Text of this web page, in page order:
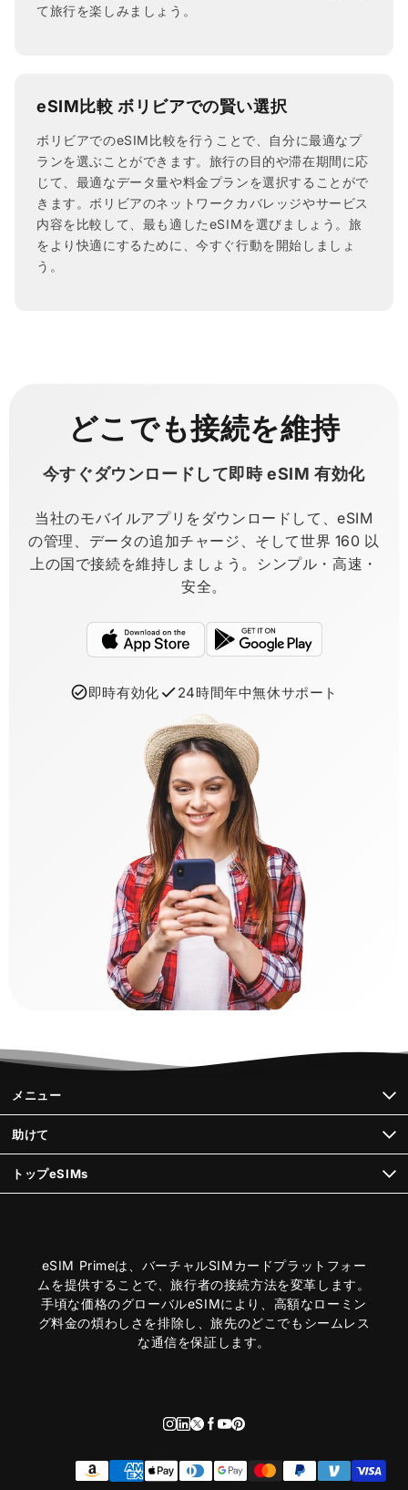
て旅行を楽しみましょう。
eSIM比較 ボリビアでの賢い選択
ボリビアでのeSIM比較を行うことで、自分に最適なプ
ランを選ぶことができます。旅行の目的や滞在期間に応
じて、最適なデータ量や料金プランを選択することがで
きます。ボリビアのネットワークカバレッジやサービス
内容を比較して、最も適したeSIMを選びましょう。旅
をより快適にするために、今すぐ行動を開始しましょ
う。
どこでも接続を維持
今すぐダウンロードして即時 eSIM 有効化
当社のモバイルアプリをダウンロードして、eSIM
の管理、データの追加チャージ、そして世界 160 以
上の国で接続を維持しましょう。シンプル・高速・
安全。
即時有効化 24時間年中無休サポート
メニュー
助けて
トップeSIMs
eSIM Primeは、バーチャルSIMカードプラットフォー
ムを提供することで、旅行者の接続方法を変革します。
手頃な価格のグローバルeSIMにより、高額なローミン
グ料金の煩わしさを排除し、旅先のどこでもシームレス
な通信を保証します。